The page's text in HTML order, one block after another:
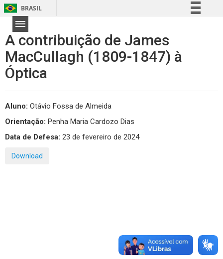
BRASIL
Comunica BR
Participe
A contribuição de James
MacCullagh (1809-1847) à
Óptica
Aluno: Otávio Fossa de Almeida
Orientação: Penha Maria Cardozo Dias
Data de Defesa: 23 de fevereiro de 2024
Download